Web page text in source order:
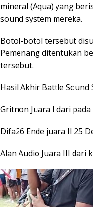
mineral (Aqua) yang
sound system mereka.
Botol-botol tersebut
Pemenang ditentukan
tersebut.
Hasil Akhir Battle Sound
Gritnon Juara I dari
Difa26 Ende juara II 25
Alan Audio Juara III dari